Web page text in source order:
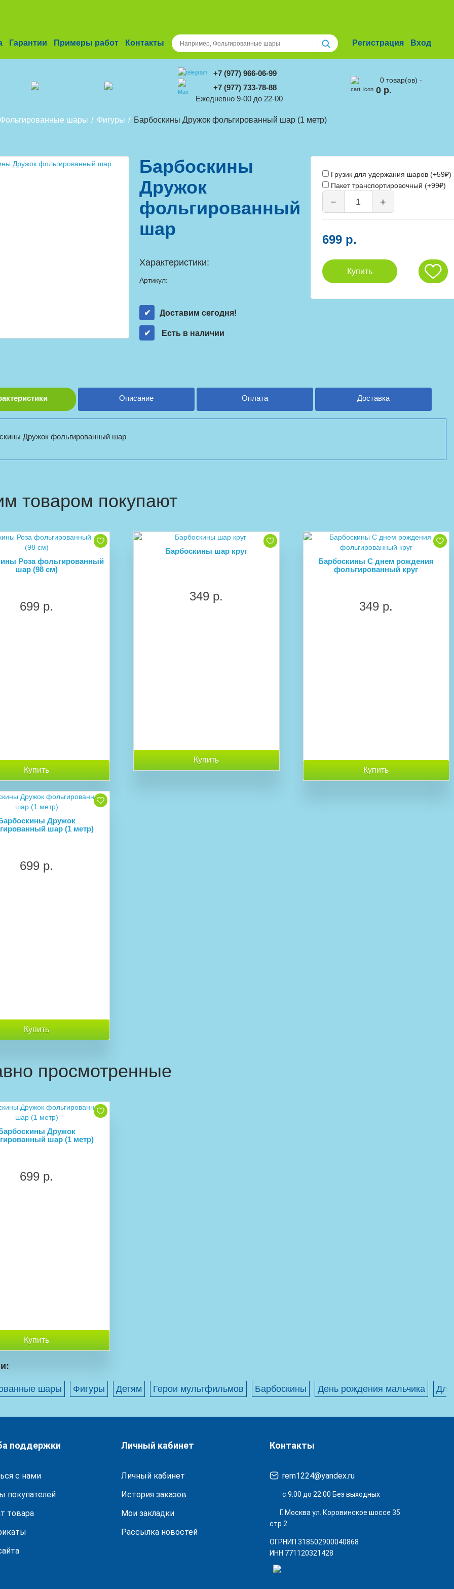
Гарантии Примеры работ Контакты Регистрация Вход
+7 (977) 966-06-99
+7 (977) 733-78-88
Ежедневно 9-00 до 22-00
0 товар(ов) -
0 р.
Фольгированные шары Фигуры Барбоскины Дружок фольгированный шар (1 метр)
Барбоскины
Дружок
фольгированный
шар
Характеристики:
Артикул:
Доставим сегодня!
Есть в наличии
Грузик для удержания шаров (+59₽)
Пакет транспортировочный (+99₽)
− +
699 р.
Купить
Описание Оплата Доставка
Дружок фольгированный шар
товаром покупают
Роза фольгированный
шар (98 см)
699 р.
Купить
Барбоскины шар круг
349 р.
Купить
Барбоскины С днем рождения
фольгированный круг
349 р.
Купить
Дружок
шар (1 метр)
699 р.
Купить
просмотренные
Дружок
шар (1 метр)
699 р.
Купить
шары Фигуры Детям Герои мультфильмов Барбоскины День рождения мальчика Для
поддержки
с нами
покупателей
товара
Личный кабинет
Личный кабинет
История заказов
Мои закладки
Рассылка новостей
Контакты
rem1224@yandex.ru
с 9:00 до 22:00 Без выходных
Г. Москва ул. Коровинское шоссе 35
стр 2
ОГРНИП 318502900040868
ИНН 771120321428